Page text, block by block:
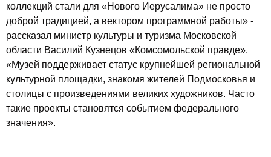
коллекций стали для «Нового Иерусалима» не просто
доброй традицией, а вектором программной работы» -
рассказал министр культуры и туризма Московской
области Василий Кузнецов «Комсомольской правде».
«Музей поддерживает статус крупнейшей региональной
культурной площадки, знакомя жителей Подмосковья и
столицы с произведениями великих художников. Часто
такие проекты становятся событием федерального
значения».